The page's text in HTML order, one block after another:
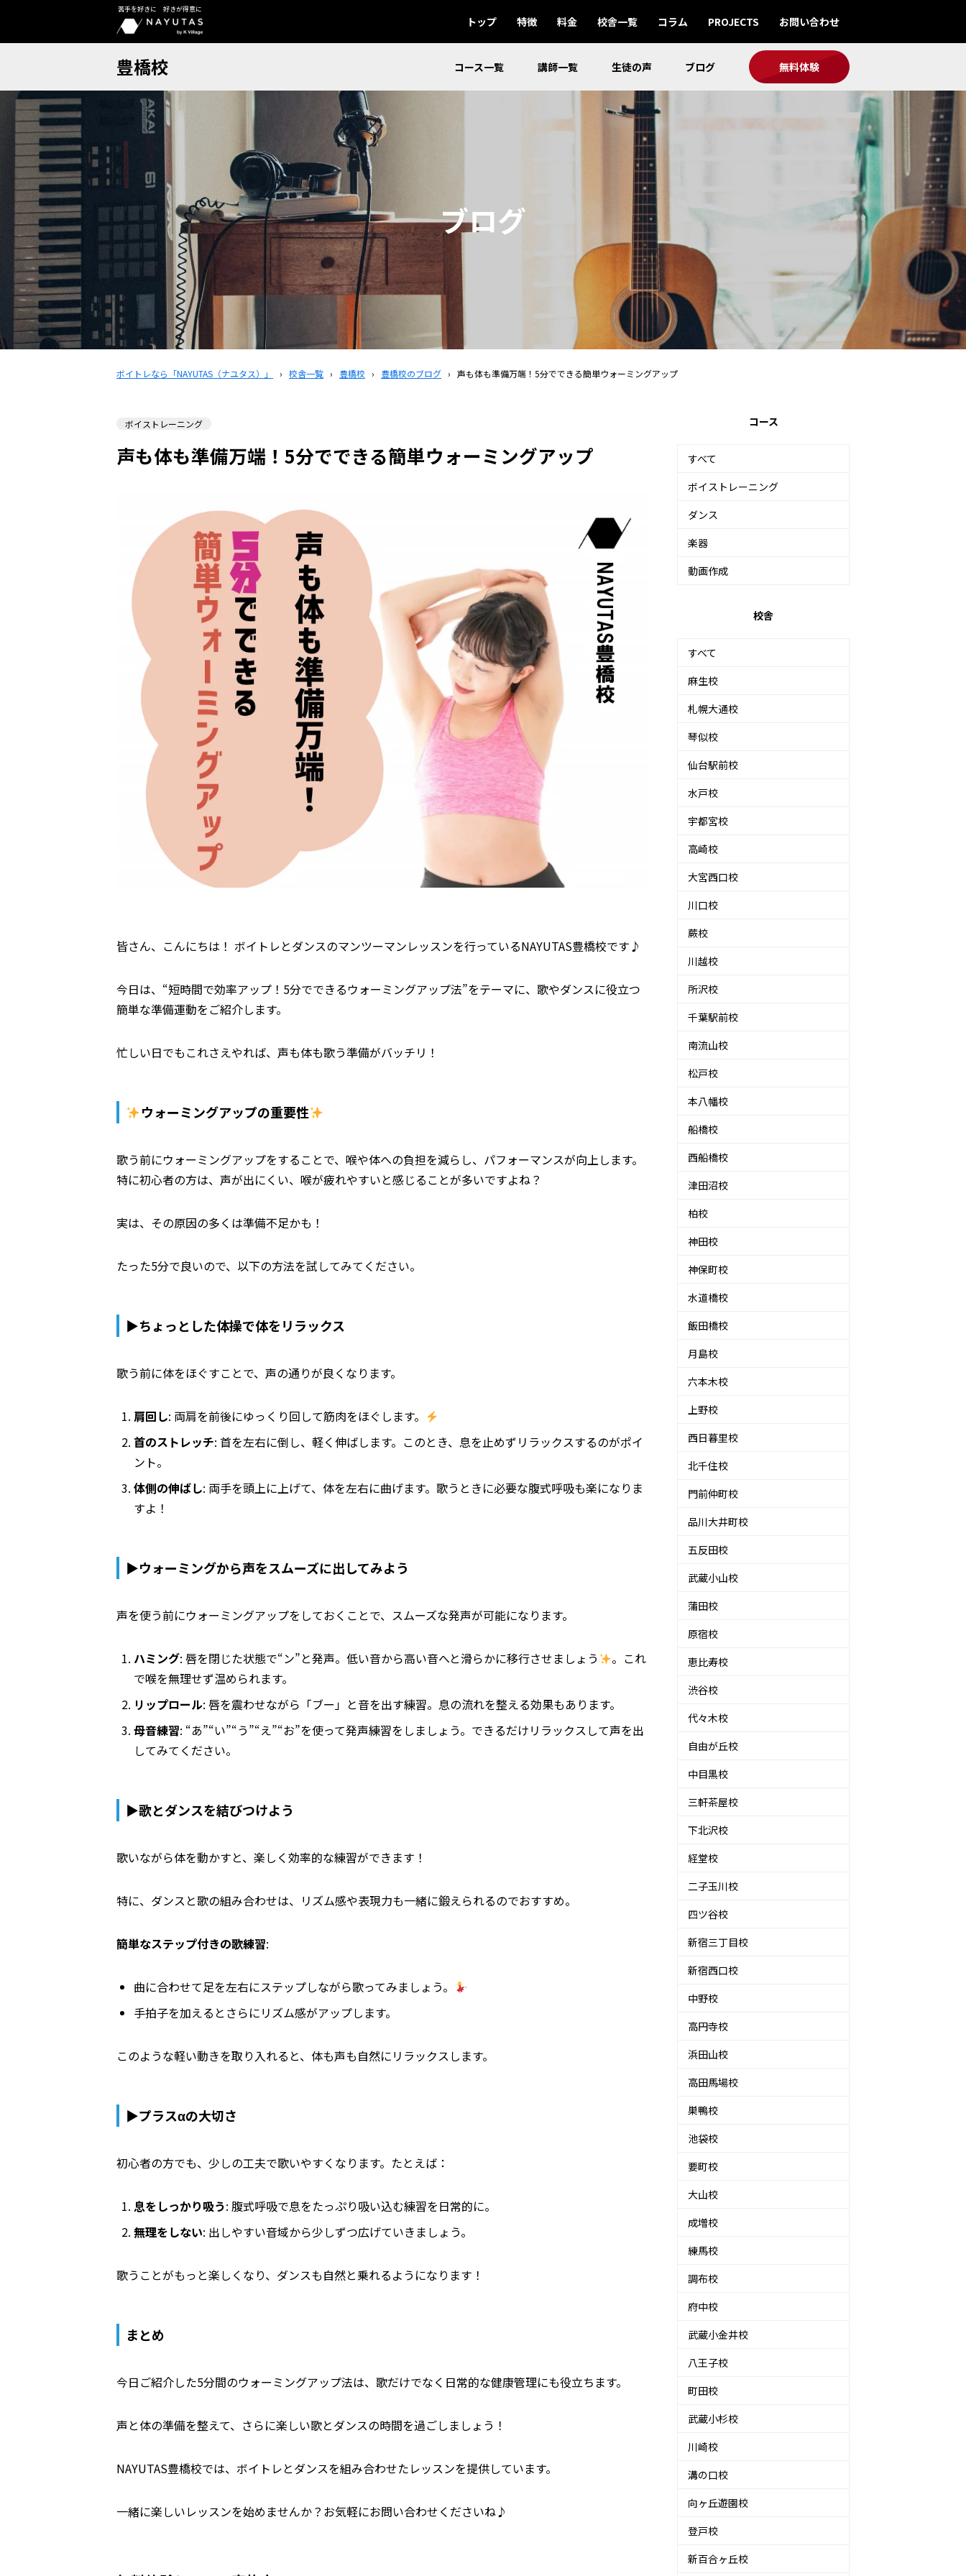
苦手を好きに 好きが得意に
トップ 特徴 料金 校舎一覧 コラム PROJECTS お問い合わせ
豊橋校 コース一覧 講師一覧 生徒の声 ブログ 無料体験
ブログ
ボイトレなら「NAYUTAS（ナユタス）」 › 校舎一覧 › 豊橋校 › 豊橋校のブログ › 声も体も準備万端！5分でできる簡単ウォーミングアップ
ボイストレーニング
声も体も準備万端！5分でできる簡単ウォーミングアップ
皆さん、こんにちは！ ボイトレとダンスのマンツーマンレッスンを行っているNAYUTAS豊橋校です♪
今日は、“短時間で効率アップ！5分でできるウォーミングアップ法”をテーマに、歌やダンスに役立つ
簡単な準備運動をご紹介します。
忙しい日でもこれさえやれば、声も体も歌う準備がバッチリ！
ウォーミングアップの重要性
歌う前にウォーミングアップをすることで、喉や体への負担を減らし、パフォーマンスが向上します。
特に初心者の方は、声が出にくい、喉が疲れやすいと感じることが多いですよね？
実は、その原因の多くは準備不足かも！
たった5分で良いので、以下の方法を試してみてください。
▶ちょっとした体操で体をリラックス
歌う前に体をほぐすことで、声の通りが良くなります。
肩回し: 両肩を前後にゆっくり回して筋肉をほぐします。
首のストレッチ: 首を左右に倒し、軽く伸ばします。このとき、息を止めずリラックスするのがポイ
ント。
体側の伸ばし: 両手を頭上に上げて、体を左右に曲げます。歌うときに必要な腹式呼吸も楽になりま
すよ！
▶ウォーミングから声をスムーズに出してみよう
声を使う前にウォーミングアップをしておくことで、スムーズな発声が可能になります。
ハミング: 唇を閉じた状態で“ン”と発声。低い音から高い音へと滑らかに移行させましょう
。これ
で喉を無理せず温められます。
リップロール: 唇を震わせながら「ブー」と音を出す練習。息の流れを整える効果もあります。
母音練習: “あ”“い”“う”“え”“お”を使って発声練習をしましょう。できるだけリラックスして声を出
してみてください。
▶歌とダンスを結びつけよう
歌いながら体を動かすと、楽しく効率的な練習ができます！
特に、ダンスと歌の組み合わせは、リズム感や表現力も一緒に鍛えられるのでおすすめ。
簡単なステップ付きの歌練習:
曲に合わせて足を左右にステップしながら歌ってみましょう。
手拍子を加えるとさらにリズム感がアップします。
このような軽い動きを取り入れると、体も声も自然にリラックスします。
▶プラスαの大切さ
初心者の方でも、少しの工夫で歌いやすくなります。たとえば：
息をしっかり吸う: 腹式呼吸で息をたっぷり吸い込む練習を日常的に。
無理をしない: 出しやすい音域から少しずつ広げていきましょう。
歌うことがもっと楽しくなり、ダンスも自然と乗れるようになります！
まとめ
今日ご紹介した5分間のウォーミングアップ法は、歌だけでなく日常的な健康管理にも役立ちます。
声と体の準備を整えて、さらに楽しい歌とダンスの時間を過ごしましょう！
NAYUTAS豊橋校では、ボイトレとダンスを組み合わせたレッスンを提供しています。
一緒に楽しいレッスンを始めませんか？お気軽にお問い合わせくださいね♪
コース
すべて
ボイストレーニング
ダンス
楽器
動画作成
校舎
すべて
麻生校
札幌大通校
琴似校
仙台駅前校
水戸校
宇都宮校
高崎校
大宮西口校
川口校
蕨校
川越校
所沢校
千葉駅前校
南流山校
松戸校
本八幡校
船橋校
西船橋校
津田沼校
柏校
神田校
神保町校
水道橋校
飯田橋校
月島校
六本木校
上野校
西日暮里校
北千住校
門前仲町校
品川大井町校
五反田校
武蔵小山校
蒲田校
原宿校
恵比寿校
渋谷校
代々木校
自由が丘校
中目黒校
三軒茶屋校
下北沢校
経堂校
二子玉川校
四ツ谷校
新宿三丁目校
新宿西口校
中野校
高円寺校
浜田山校
高田馬場校
巣鴨校
池袋校
要町校
大山校
成増校
練馬校
調布校
府中校
武蔵小金井校
八王子校
町田校
武蔵小杉校
川崎校
溝の口校
向ヶ丘遊園校
登戸校
新百合ヶ丘校